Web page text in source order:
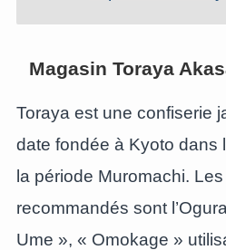
Magasin Toraya
Toraya est une confiserie
date fondée à Kyoto dans
la période Muromachi.
recommandés sont
Ume », « Omokage »